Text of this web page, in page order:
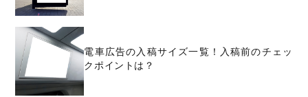
電車広告の入稿サイズ一覧！入稿前のチェッ
クポイントは？